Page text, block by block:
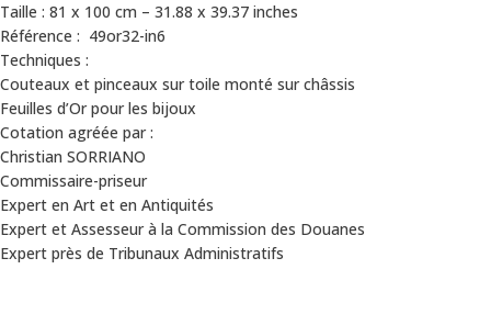
Taille : 81 x 100 cm – 31.88 x 39.37 inches
Référence : 49or32-in6
Techniques :
Couteaux et pinceaux sur toile monté sur châssis
Feuilles d’Or pour les bijoux
Cotation agréée par :
Christian SORRIANO
Commissaire-priseur
Expert en Art et en Antiquités
Expert et Assesseur à la Commission des Douanes
Expert près de Tribunaux Administratifs